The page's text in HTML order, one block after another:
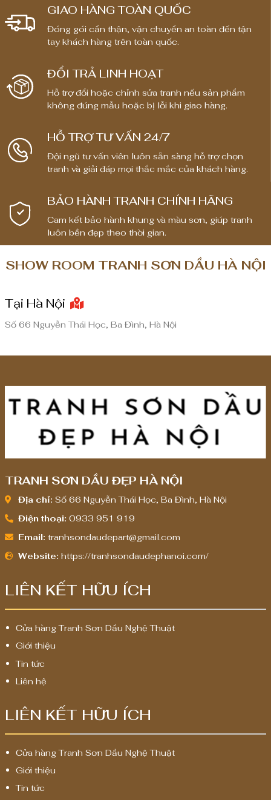
GIAO HÀNG TOÀN QUỐC
Đóng gói cẩn thận, vận chuyển an toàn đến tận
tay khách hàng trên toàn quốc.
ĐỔI TRẢ LINH HOẠT
Hỗ trợ đổi hoặc chỉnh sửa tranh nếu sản phẩm
không đúng mẫu hoặc bị lỗi khi giao hàng.
HỖ TRỢ TƯ VẤN 24/7
Đội ngũ tư vấn viên luôn sẵn sàng hỗ trợ chọn
tranh và giải đáp mọi thắc mắc của khách hàng.
BẢO HÀNH TRANH CHÍNH HÃNG
Cam kết bảo hành khung và màu sơn, giúp tranh
luôn bền đẹp theo thời gian.
SHOW ROOM TRANH SƠN DẦU HÀ NỘI
Tại Hà Nội
Số 66 Nguyễn Thái Học, Ba Đình, Hà Nội
TRANH SƠN DẦU ĐẸP HÀ NỘI
Địa chỉ: Số 66 Nguyễn Thái Học, Ba Đình, Hà Nội
Điện thoại: 0933 951 919
Email: tranhsondaudepart@gmail.com
Website: https://tranhsondaudephanoi.com/
LIÊN KẾT HỮU ÍCH
Cửa hàng Tranh Sơn Dầu Nghệ Thuật
Giới thiệu
Tin tức
Liên hệ
LIÊN KẾT HỮU ÍCH
Cửa hàng Tranh Sơn Dầu Nghệ Thuật
Giới thiệu
Tin tức